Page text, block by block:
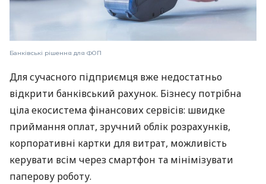
Банківські рішення для ФОП
Для сучасного підприємця вже недостатньо
відкрити банківський рахунок. Бізнесу потрібна
ціла екосистема фінансових сервісів: швидке
приймання оплат, зручний облік розрахунків,
корпоративні картки для витрат, можливість
керувати всім через смартфон та мінімізувати
паперову роботу.